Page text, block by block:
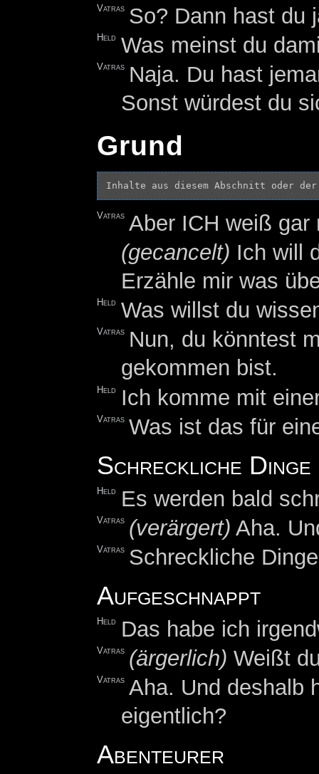
Vatras So? Dann hast du
Held Was meinst du
Vatras Naja. Du hast
Sonst würdest du
Grund
Inhalte aus diesem Abschnitt oder
Vatras Aber ICH weiß
(gecancelt) Ich will
Erzähle mir was
Held Was willst du
Vatras Nun, du könntest
gekommen bist.
Held Ich komme mit
Vatras Was ist das für
Schreckliche Dinge
Held Es werden bald
Vatras (verärgert) Aha.
Vatras Schreckliche
Aufgeschnappt
Held Das habe ich
Vatras (ärgerlich) Weißt
Vatras Aha. Und deshalb
eigentlich?
Abenteurer